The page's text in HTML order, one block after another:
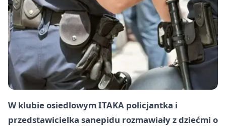
W klubie osiedlowym ITAKA policjantka i
przedstawicielka sanepidu rozmawiały z dziećmi o